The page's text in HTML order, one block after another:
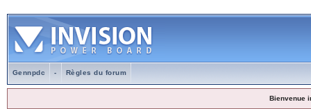
Gennpdc - Règles du forum
Bienvenue